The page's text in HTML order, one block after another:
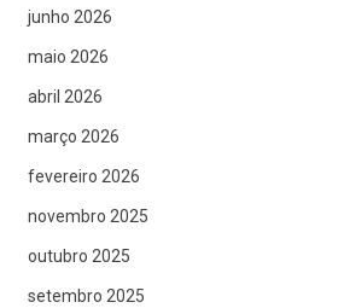
junho 2026
maio 2026
abril 2026
março 2026
fevereiro 2026
novembro 2025
outubro 2025
setembro 2025